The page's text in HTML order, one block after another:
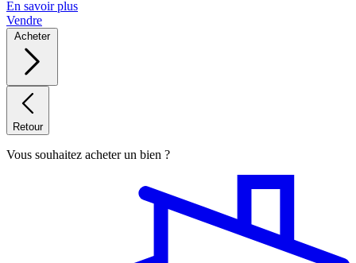
En savoir plus
Vendre
Acheter
Retour
Vous souhaitez acheter un bien ?